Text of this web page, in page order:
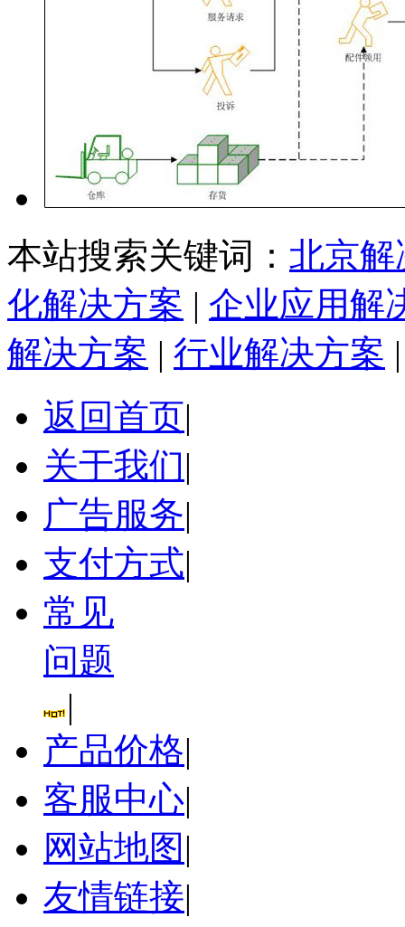
本站搜索关键词： 北京解
化解决方案 | 企业应用解
解决方案 | 行业解决方案
返回首页|
关于我们|
广告服务|
支付方式|
常见
问题
|
产品价格|
客服中心|
网站地图 |
友情链接|